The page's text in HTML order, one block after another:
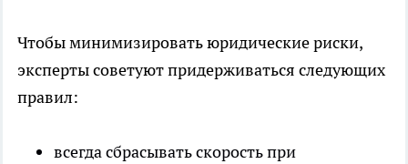
Чтобы минимизировать юридические риски,
эксперты советуют придерживаться следующих
правил:
всегда сбрасывать скорость при